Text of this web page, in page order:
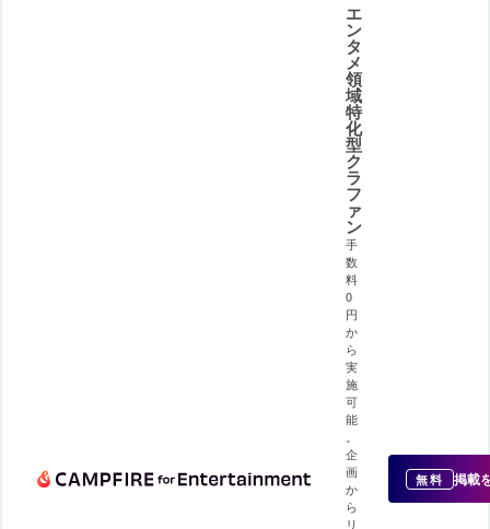
エ
ン
タ
メ
領
域
特
化
型
ク
ラ
フ
ァ
ン
手
数
料
0
円
か
ら
実
施
可
能
企
画
か
ら
リ
無料 掲載